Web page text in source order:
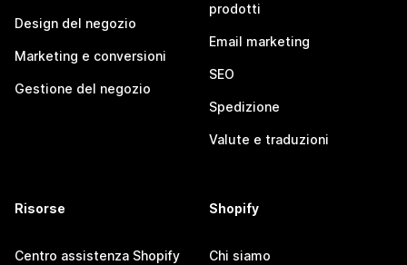
Design del negozio
Marketing e conversioni
Gestione del negozio
prodotti
Email marketing
SEO
Spedizione
Valute e traduzioni
Risorse
Centro assistenza Shopify
Shopify
Chi siamo